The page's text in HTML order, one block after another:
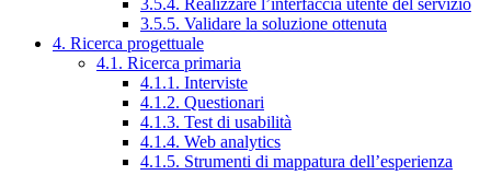
3.5.4. Realizzare l’interfaccia utente del servizio
3.5.5. Validare la soluzione ottenuta
4. Ricerca progettuale
4.1. Ricerca primaria
4.1.1. Interviste
4.1.2. Questionari
4.1.3. Test di usabilità
4.1.4. Web analytics
4.1.5. Strumenti di mappatura dell’esperienza